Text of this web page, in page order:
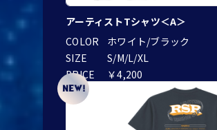
アーティストTシャツ＜A＞
COLOR
ホワイト/ブラック
SIZE
S/M/L/XL
PRICE
￥4,200